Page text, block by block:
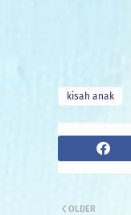
kisah anak
OLDER